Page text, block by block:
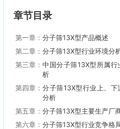
章节目录
第一章： 分子筛13X型产品概述
第二章： 分子筛13X型行业环境分
第三章： 中国分子筛13X型所属行
析
第四章： 分子筛13X型行业上、下
分析
第五章： 分子筛13X型主要生产厂
第六章： 分子筛13X型行业竞争格